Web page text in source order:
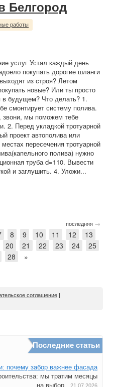
Белгород
работы
услуг Устал каждый день
покупать дорогие шланги
из строя? Летом
новые? Или ты просто
в будущем? Что делать? 1.
смонтирует систему полива.
звони, мы поможем тебе
2. Перед укладкой тротуарной
проект автополива или
пересечения тротуарной
полива) нужно
труба d=110. Вывести
и заглушить. 4. Уложи...
последняя →
8 9 10 11 12
13
20 21 22 23 24
25
28 »
соглашение |
Последние статьи
почему забор важнее фасада
мы тратим месяцы
на выбор...
21.07.2026